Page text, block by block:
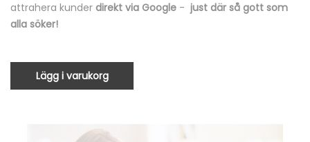
attrahera kunder direkt via Google - just där så gott som
alla söker!
Lägg i varukorg